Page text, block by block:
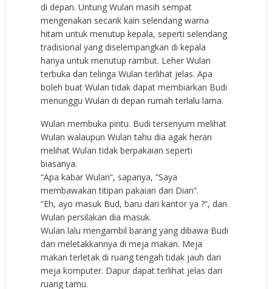
di depan. Untung Wulan masih sempat
mengenakan secarik kain selendang warna
hitam untuk menutup kepala, seperti selendang
tradisional yang diselempangkan di kepala
hanya untuk menutup rambut. Leher Wulan
terbuka dan telinga Wulan terlihat jelas. Apa
boleh buat Wulan tidak dapat membiarkan Budi
menunggu Wulan di depan rumah terlalu lama.
Wulan membuka pintu. Budi tersenyum melihat
Wulan walaupun Wulan tahu dia agak heran
melihat Wulan tidak berpakaian seperti
biasanya.
“Apa kabar Wulan“, sapanya, “Saya
membawakan titipan pakaian dari Dian”.
“Eh, ayo masuk Bud, baru dari kantor ya ?“, dan
Wulan persilakan dia masuk.
Wulan lalu mengambil barang yang dibawa Budi
dan meletakkannya di meja makan. Meja
makan terletak di ruang tengah tidak jauh dari
meja komputer. Dapur dapat terlihat jelas dari
ruang tamu.